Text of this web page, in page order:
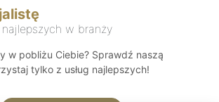
w branży
w pobliżu Ciebie? Sprawdź naszą
tylko z usług najlepszych!